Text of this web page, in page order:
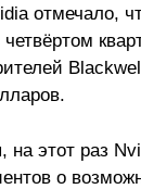
отмечало,
на этот раз
о